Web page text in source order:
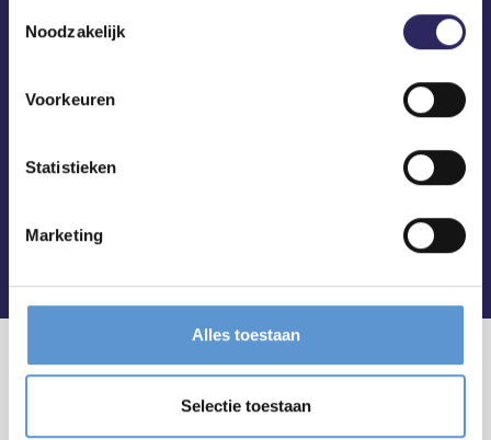
Noodzakelijk
Voorkeuren
Statistieken
Marketing
Alles toestaan
Selectie toestaan